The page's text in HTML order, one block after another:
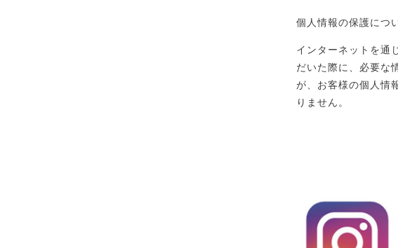
個人情報の保護につ
インターネットを通
だいた際に、必要な
が、お客様の個人情
りません。